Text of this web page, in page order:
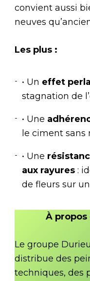
convient aussi
neuves
Les plus :
• Un effet
stagnation de
• Une
le ciment sans
• Une
aux rayures :
de fleurs sur
À propos
Le groupe
distribue des
techniques, des